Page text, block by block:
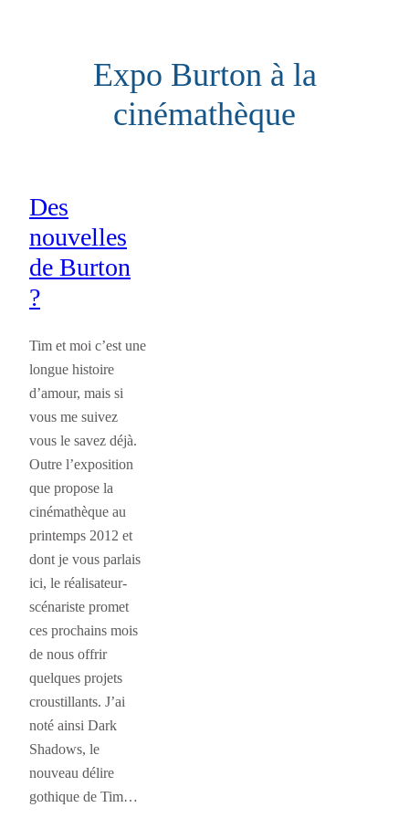
Expo Burton à la
cinémathèque
Des
nouvelles
de Burton
?
Tim et moi c’est une
longue histoire
d’amour, mais si
vous me suivez
vous le savez déjà.
Outre l’exposition
que propose la
cinémathèque au
printemps 2012 et
dont je vous parlais
ici, le réalisateur-
scénariste promet
ces prochains mois
de nous offrir
quelques projets
croustillants. J’ai
noté ainsi Dark
Shadows, le
nouveau délire
gothique de Tim…